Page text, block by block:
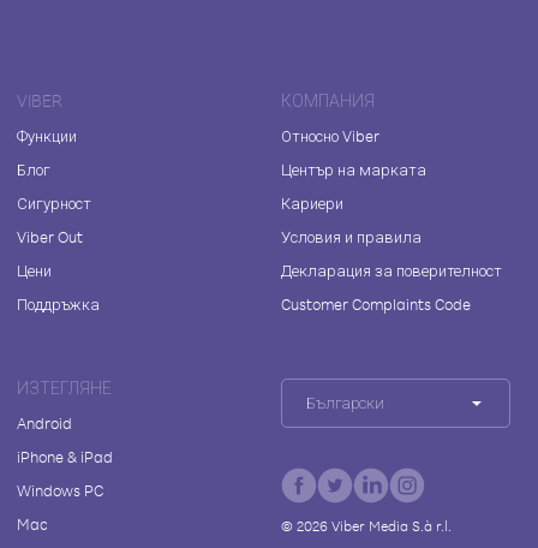
VIBER
Функции
Блог
Сигурност
Viber Out
Цени
Поддръжка
КОМПАНИЯ
Относно Viber
Център на марката
Кариери
Условия и правила
Декларация за поверителност
Customer Complaints Code
ИЗТЕГЛЯНЕ
Android
iPhone & iPad
Windows PC
Mac
Български
© 2026Viber Media S.à r.l.